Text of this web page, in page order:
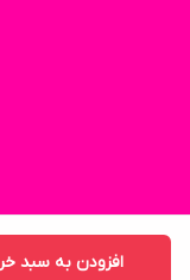
افزودن به سبد